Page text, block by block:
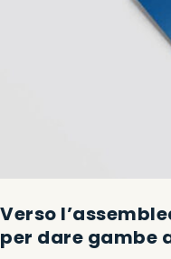
Verso
per dare gambe